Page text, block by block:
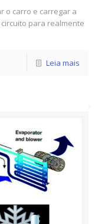
o carro e carregar a
para realmente
Leia mais